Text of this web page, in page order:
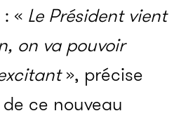
« Le Président vient
on va pouvoir
», précise
ce nouveau